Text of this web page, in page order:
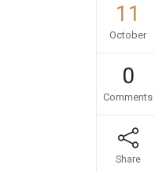
11
October
0
Comments
Share